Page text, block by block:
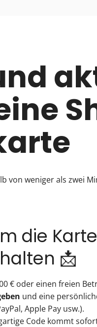
von weniger als zwei
die
📩
€ oder einen freien
und eine
Apple Pay usw.).
Code kommt